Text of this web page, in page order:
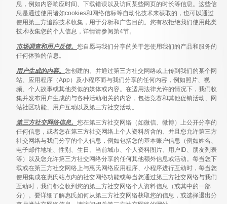
息，例如内容响应时间、下载错误以及访问某些网页的时长等信息。这些信
息是通过使用诸如cookies和网络信标等自动化技术来获取的，也可以通过
使用第三方追踪技术收集，用于分析和广告目的。您有权拒绝我们使用此类
技术收集您的个人信息，详情请参阅第4节。
市场调查和用户反馈。 您自愿与我们分享的关于您使用我们的产品和服务的
任何体验的信息。
用户生成的内容。 您创建的、并通过第三方社交网络或上传到我们的某个网
站、应用程序（App）及小程序而与我们分享的任何内容，例如照片、视
频、个人故事或其他类似的媒体或内容。在适用法律允许的情况下，我们收
集并发布用户生成的与各种活动相关的内容，包括竞赛和其他促销活动、网
站社区功能、用户互动以及第三方社交活动。
第三方社交网络信息。 您在第三方社交网络（如微信、微博）上公开分享的
任何信息，或者您在第三方社交网络上个人资料所含的、并且您允许第三方
社交网络与我们分享的个人信息，例如包括您的基本账户信息（例如姓名、
电子邮件地址、性别、生日、当前城市、个人资料图片、用户ID、朋友列表
等）以及您允许第三方社交网络分享的任何其他额外信息或活动。每当您下
载或在第三方社交网络上与惠氏网络应用程序、小程序进行互动时，每当您
使用集成在惠氏站点内的社交网络功能或每当您通过第三方社交网络与我们
互动时，我们都会收到您的第三方社交网络个人资料信息（或其中的一部
分）。要详细了解惠氏如何从第三方社交网络获取您的信息，或选择退出分